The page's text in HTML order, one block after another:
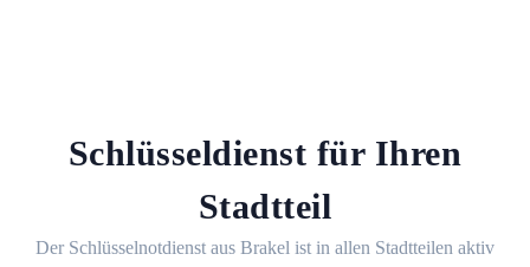
Schlüsseldienst für Ihren
Stadtteil
Der Schlüsselnotdienst aus Brakel ist in allen Stadtteilen aktiv